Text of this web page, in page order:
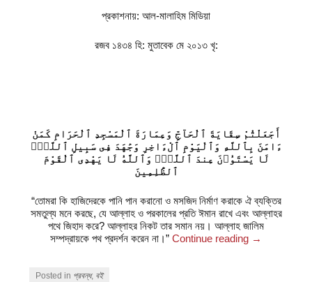
প্রকাশনায়: আল-মালাহিম মিডিয়া
রজব ১৪৩৪ হি: মুতাবেক মে ২০১৩ খৃ:
أَجَعَلْتُمْ سِقَايَةَ ٱلْحَآجِّ وَعِمَارَةَ ٱلْمَسْجِدِ ٱلْحَرَامِ كَمَنْ
ءَامَنَ بِٱللَّهِ وَٱلْيَوْمِ ٱلْءَاخِرِ وَجَٰهَدَ فِى سَبِيلِ ٱللَّهِۚ
لَا يَسْتَوُۥنَ عِندَ ٱللَّهِۗ وَٱللَّهُ لَا يَهْدِى ٱلْقَوْمَ
ٱلظَّٰلِمِينَ
“তোমরা কি হাজিদেরকে পানি পান করানো ও মসজিদ নির্মাণ করাকে ঐ ব্যক্তির
সমতুল্য মনে করছে, যে আল্লাহ ও পরকালের প্রতি ঈমান রাখে এবং আল্লাহর
পথে জিহাদ করে? আল্লাহর নিকট তার সমান নয়। আল্লাহ জালিম
সম্পদ্রায়কে পথ প্রদর্শন করেন না।” Continue reading →
Posted in প্রবন্ধ, বই